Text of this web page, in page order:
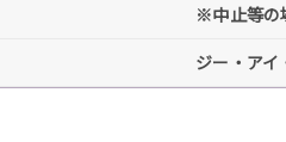
※中止等の
ジー・ア